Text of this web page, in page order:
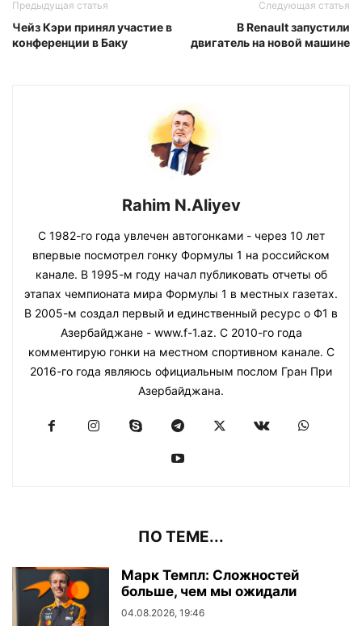
Предыдущая статья
Чейз Кэри принял участие в
конференции в Баку
Следующая статья
В Renault запустили
двигатель на новой машине
Rahim N.Aliyev
С 1982-го года увлечен автогонками - через 10 лет
впервые посмотрел гонку Формулы 1 на российском
канале. В 1995-м году начал публиковать отчеты об
этапах чемпионата мира Формулы 1 в местных газетах.
В 2005-м создал первый и единственный ресурс о Ф1 в
Азербайджане - www.f-1.az. С 2010-го года
комментирую гонки на местном спортивном канале. С
2016-го года являюсь официальным послом Гран При
Азербайджана.
ПО ТЕМЕ...
Марк Темпл: Сложностей
больше, чем мы ожидали
04.08.2026, 19:46